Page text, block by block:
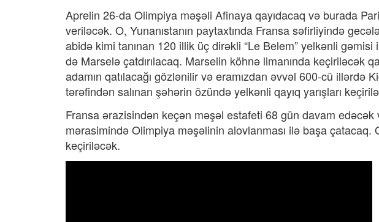
Aprelin 26-da Olimpiya məşəli Afinaya qayıdacaq və burada
veriləcək. O, Yunanıstanın paytaxtında Fransa səfirliyində
abidə kimi tanınan 120 illik üç dirəkli “Le Belem” yelkənli
də Marselə çatdırılacaq. Marselin köhnə limanında keçiriləcək
adamın qatılacağı gözlənilir və eramızdan əvvəl 600-cü illərdə
tərəfindən salınan şəhərin özündə yelkənli qayıq yarışları
Fransa ərazisindən keçən məşəl estafeti 68 gün davam edəcək
mərasimində Olimpiya məşəlinin alovlanması ilə başa çatacaq.
keçiriləcək.